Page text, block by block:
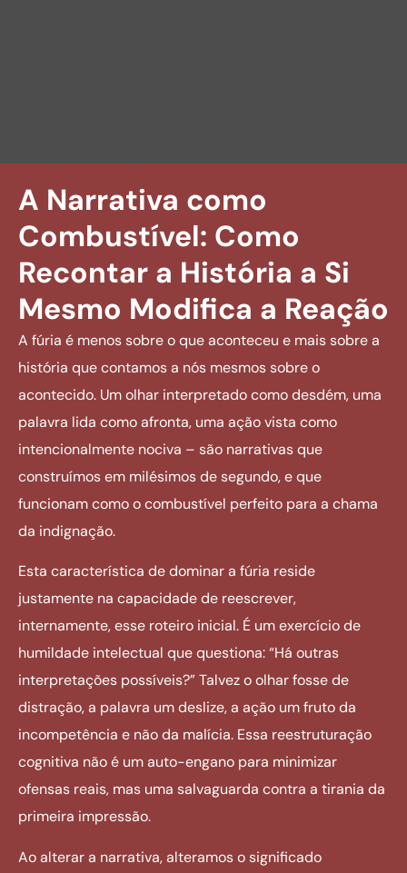
A Narrativa como
Combustível: Como
Recontar a História a Si
Mesmo Modifica a Reação
A fúria é menos sobre o que aconteceu e mais sobre a
história que contamos a nós mesmos sobre o
acontecido. Um olhar interpretado como desdém, uma
palavra lida como afronta, uma ação vista como
intencionalmente nociva – são narrativas que
construímos em milésimos de segundo, e que
funcionam como o combustível perfeito para a chama
da indignação.
Esta característica de dominar a fúria reside
justamente na capacidade de reescrever,
internamente, esse roteiro inicial. É um exercício de
humildade intelectual que questiona: “Há outras
interpretações possíveis?” Talvez o olhar fosse de
distração, a palavra um deslize, a ação um fruto da
incompetência e não da malícia. Essa reestruturação
cognitiva não é um auto-engano para minimizar
ofensas reais, mas uma salvaguarda contra a tirania da
primeira impressão.
Ao alterar a narrativa, alteramos o significado